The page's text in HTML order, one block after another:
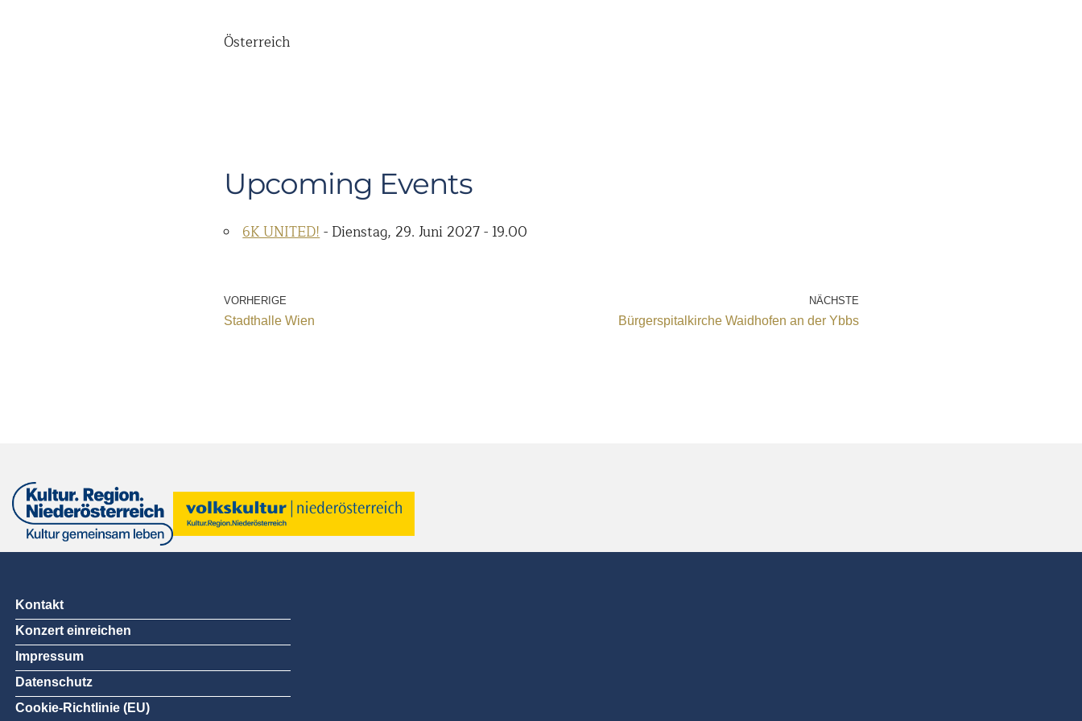
Österreich
Upcoming Events
6K UNITED!- Dienstag, 29. Juni 2027 - 19.00
VORHERIGE
Stadthalle Wien
NÄCHSTE
Bürgerspitalkirche Waidhofen an der Ybbs
Kontakt
Konzert einreichen
Impressum
Datenschutz
Cookie-Richtlinie (EU)